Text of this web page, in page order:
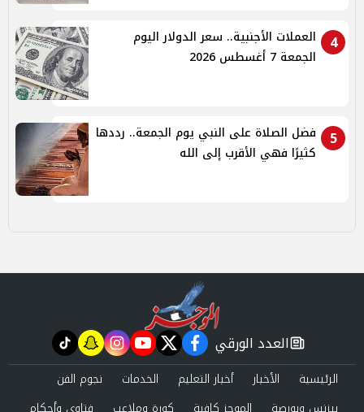
4
العملات الأجنبية.. سعر الدولار اليوم
الجمعة 7 أغسطس 2026
5
فضل الصلاة على النبي يوم الجمعة.. رددها
كثيرًا فهي الأقرب إلى الله
newspaper
العدد الورقي facebook
twitter
youtube
instagram
snapchat
tiktok
الرئيسية الأخبار أخبار التعليم الخدمات
نجوم الفن